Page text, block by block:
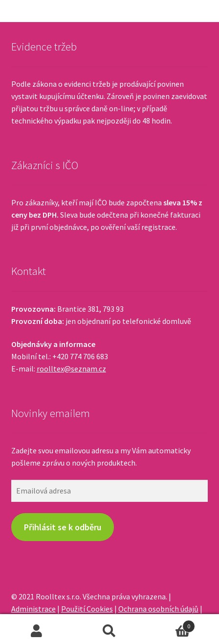
Evidence tržeb
Podle zákona o evidenci tržeb je prodávající povinen
vystavit kupujícímu účtenku. Zároveň je povinen zaevidovat
přijatou tržbu u správce daně on-line; v případě
technického výpadku pak nejpozději do 48 hodin.
Zákazníci s IČO
Pro zákazníky, kteří mají IČO bude započtena sleva 15% z
ceny bez DPH. Sleva bude odečtena při konečné fakturaci
již při první objednávce, po ověření vaší registrace.
Kontakt
Provozovna: Brantice 381, 793 93
Provozní doba: jen objednaní po telefonické domluvě
Objednávky a informace
Mobilní tel.: +420 774 706 683
E-mail: roolltex@seznam.cz
Novinky emailem
Zadejte svou emailovou adresu a my Vám automaticky
pošleme zprávu o nových produktech.
Přihlásit se k odběru
© 2021 Roolltex s.r.o. Všechna práva vyhrazena. |
Administrace | Použití Cookies | Ochrana osobních údajů |
0